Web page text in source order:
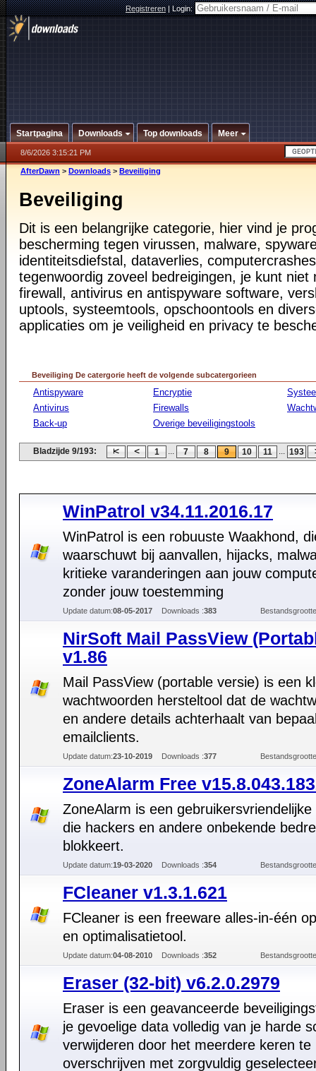
Registreren|Login:
Startpagina Downloads Top downloads Meer
8/6/2026 3:15:21 PM
AfterDawn > Downloads > Beveiliging
Beveiliging
Dit is een belangrijke categorie, hier vind je
bescherming tegen virussen, malware,
identiteitsdiefstal, dataverlies,
tegenwoordig zoveel bedreigingen, je kunt
firewall, antivirus en antispyware software,
uptools, systeemtools, opschoontools en
applicaties om je veiligheid en privacy te
Beveiliging De catergorie heeft de volgende subcatergorieen
Antispyware
Antivirus
Back-up
Encryptie
Firewalls
Overige beveiligingstools
Bladzijde 9/193: 1 ... 7 8 9 10 11 ... 193
WinPatrol v34.11.2016.17
WinPatrol is een robuuste Waakhond,
waarschuwt bij aanvallen, hijacks,
kritieke varanderingen aan jouw
zonder jouw toestemming
Update datum:08-05-2017 Downloads :383
NirSoft Mail PassView
v1.86
Mail PassView (portable versie) is een
wachtwoorden hersteltool dat de
en andere details achterhaalt van
emailclients.
Update datum:23-10-2019 Downloads :377
ZoneAlarm Free
ZoneAlarm is een gebruikersvriendelijke
die hackers en andere onbekende
blokkeert.
Update datum:19-03-2020 Downloads :354
FCleaner v1.3.1.621
FCleaner is een freeware alles-in-één
en optimalisatietool.
Update datum:04-08-2010 Downloads :352
Eraser (32-bit) v6.2.0.2979
Eraser is een geavanceerde
je gevoelige data volledig van je harde
verwijderen door het meerdere keren te
overschrijven met zorgvuldig